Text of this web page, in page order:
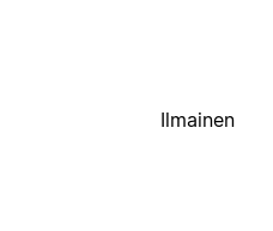
Ilmainen